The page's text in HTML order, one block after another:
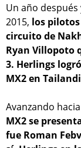
Un año
2015, los
circuito de
Ryan Villopoto
3. Herlings
MX2 en
Avanzando
MX2 se
fue Roman